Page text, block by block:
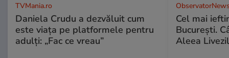
TVMania.ro
Daniela Crudu a dezvăluit cum
este viața pe platformele pentru
adulți: „Fac ce vreau”
Cel mai
Bucureşti.
Aleea